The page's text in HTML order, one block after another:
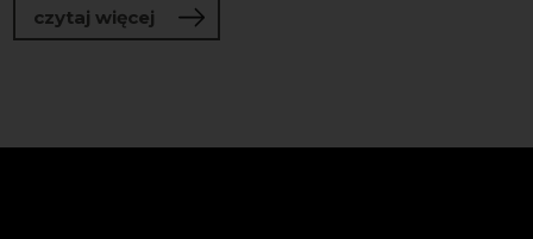
czytaj więcej o Wystawa „Czasem smutki, czasem